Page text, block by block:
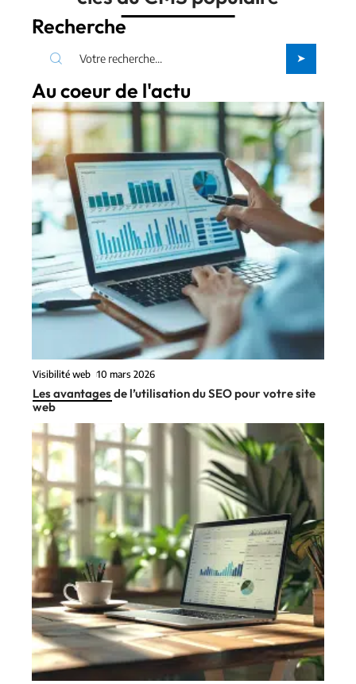
Recherche
Au coeur de l'actu
Visibilité web 10 mars 2026
Les avantages de l’utilisation du SEO pour votre site
web